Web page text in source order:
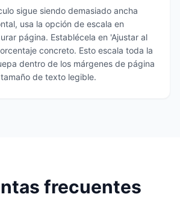
sigue siendo demasiado ancha
usa la opción de escala en
página. Establécela en 'Ajustar al
concreto. Esto escala toda la
dentro de los márgenes de página
de texto legible.
frecuentes